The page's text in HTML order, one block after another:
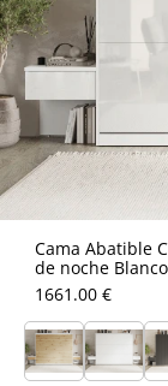
Cama Abatible
de noche
1661.00 €